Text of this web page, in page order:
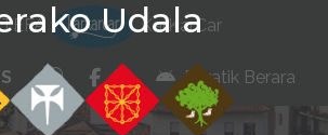
Udala
KarKarCar
whatsapp
facebook
instagram
Beratik Berara